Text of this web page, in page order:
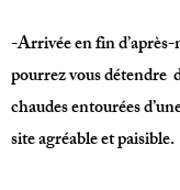
-Arrivée en fin
pourrez vous détendre
chaudes entourées
site agréable et paisible.